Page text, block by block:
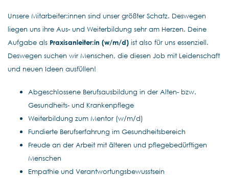
Unsere Mitarbeiter:innen sind unser größter Schatz. Deswegen
liegen uns ihre Aus- und Weiterbildung sehr am Herzen. Deine
Aufgabe als Praxisanleiter:in (w/m/d) ist also für uns essenziell.
Deswegen suchen wir Menschen, die diesen Job mit Leidenschaft
und neuen Ideen ausfüllen!
Abgeschlossene Berufsausbildung in der Alten- bzw.
Gesundheits- und Krankenpflege
Weiterbildung zum Mentor (w/m/d)
Fundierte Berufserfahrung im Gesundheitsbereich
Freude an der Arbeit mit älteren und pflegebedürftigen
Menschen
Empathie und Verantwortungsbewusstsein